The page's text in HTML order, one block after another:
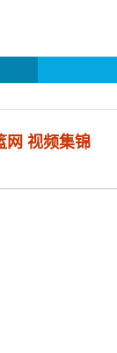
网 视频集锦